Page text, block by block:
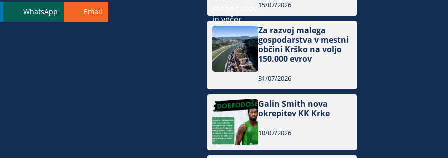
WhatsApp Email
15/07/2026
Za razvoj malega
gospodarstva v mestni
občini Krško na voljo
150.000 evrov
31/07/2026
Galin Smith nova
okrepitev KK Krke
10/07/2026